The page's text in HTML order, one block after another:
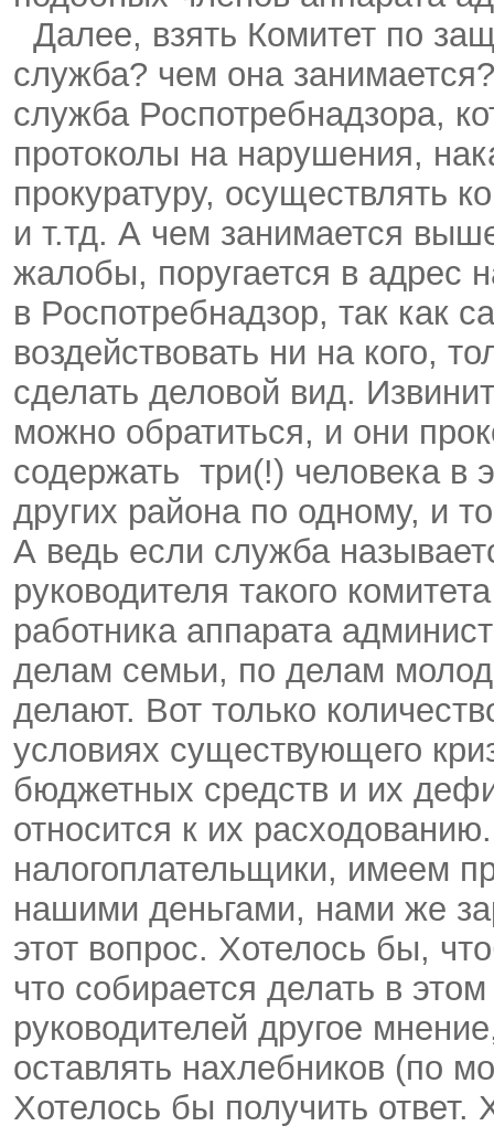
Далее, взять Комитет по
служба? чем она
служба Роспотребнадзора,
протоколы на нарушения,
прокуратуру, осуществлять
и т.тд. А чем занимается
жалобы, поругается в адрес
в Роспотребнадзор, так как
воздействовать ни на кого,
сделать деловой вид.
можно обратиться, и они
содержать три(!) человека в
других района по одному, и
А ведь если служба
руководителя такого
работника аппарата
делам семьи, по делам
делают. Вот только
условиях существующего
бюджетных средств и их
относится к их
налогоплательщики, имеем
нашими деньгами, нами же
этот вопрос. Хотелось бы,
что собирается делать в
руководителей другое
оставлять нахлебников (по
Хотелось бы получить ответ.